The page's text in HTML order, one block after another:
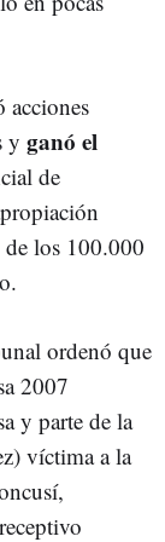
acciones
y ganó el
de
los 100.000
ordenó que
2007
y parte de la
víctima a la